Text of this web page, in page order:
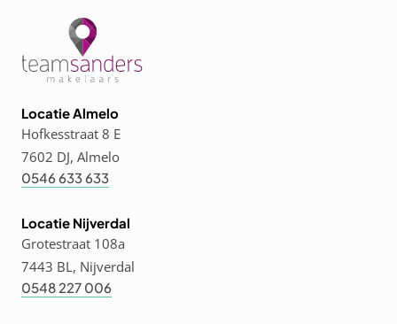
Locatie Almelo
Hofkesstraat 8 E
7602 DJ, Almelo
0546 633 633
Locatie Nijverdal
Grotestraat 108a
7443 BL, Nijverdal
0548 227 006